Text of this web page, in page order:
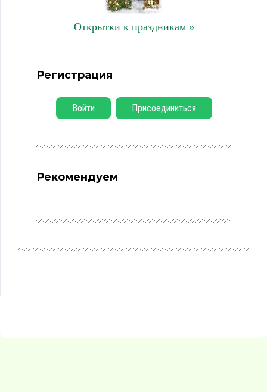
Открытки к праздникам »
Регистрация
Войти Присоединиться
Рекомендуем